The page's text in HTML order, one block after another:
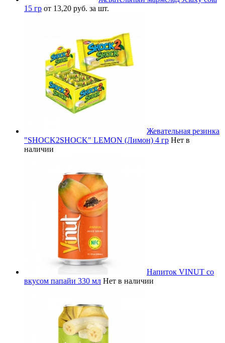
15 гр от 13,20 руб. за шт.
Жевательная резинка
"SHOCK2SHOCK" LEMON (Лимон) 4 гр Нет в
наличии
Напиток VINUT со
вкусом папайи 330 мл Нет в наличии